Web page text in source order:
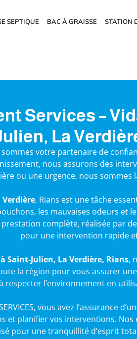
SEPTIQUE BAC À GRAISSE STATION
Services –
La
sommes votre partenaire de
nous assurons des
ou une urgence, nous
, Rians est une tâche
les mauvaises odeurs et
prestation complète, réalisée
pour une intervention rapide
Saint-Julien, La Verdière, Rians,
la région pour vous assurer
respecter l’environnement en
vous avez
planifier vos interventions.
pour une tranquillité d’esprit